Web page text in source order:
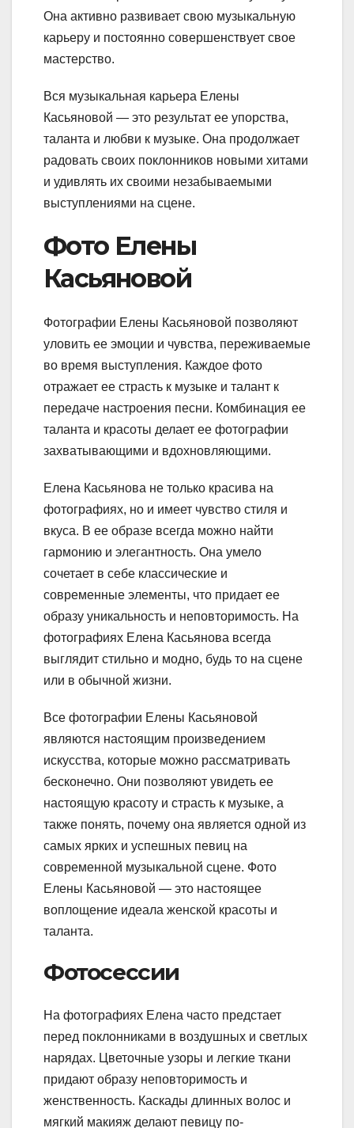
Она активно развивает свою музыкальную
карьеру и постоянно совершенствует свое
мастерство.
Вся музыкальная карьера Елены
Касьяновой — это результат ее упорства,
таланта и любви к музыке. Она продолжает
радовать своих поклонников новыми хитами
и удивлять их своими незабываемыми
выступлениями на сцене.
Фото Елены
Касьяновой
Фотографии Елены Касьяновой позволяют
уловить ее эмоции и чувства, переживаемые
во время выступления. Каждое фото
отражает ее страсть к музыке и талант к
передаче настроения песни. Комбинация ее
таланта и красоты делает ее фотографии
захватывающими и вдохновляющими.
Елена Касьянова не только красива на
фотографиях, но и имеет чувство стиля и
вкуса. В ее образе всегда можно найти
гармонию и элегантность. Она умело
сочетает в себе классические и
современные элементы, что придает ее
образу уникальность и неповторимость. На
фотографиях Елена Касьянова всегда
выглядит стильно и модно, будь то на сцене
или в обычной жизни.
Все фотографии Елены Касьяновой
являются настоящим произведением
искусства, которые можно рассматривать
бесконечно. Они позволяют увидеть ее
настоящую красоту и страсть к музыке, а
также понять, почему она является одной из
самых ярких и успешных певиц на
современной музыкальной сцене. Фото
Елены Касьяновой — это настоящее
воплощение идеала женской красоты и
таланта.
Фотосессии
На фотографиях Елена часто предстает
перед поклонниками в воздушных и светлых
нарядах. Цветочные узоры и легкие ткани
придают образу неповторимость и
женственность. Каскады длинных волос и
мягкий макияж делают певицу по-